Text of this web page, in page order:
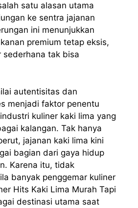
satu alasan utama
ke sentra jajanan
ini menunjukkan
premium tetap eksis,
sederhana tak bisa
autentisitas dan
menjadi faktor penentu
kuliner kaki lima yang
kalangan. Tak hanya
jajanan kaki lima kini
bagian dari gaya hidup
Karena itu, tidak
banyak penggemar kuliner
Hits Kaki Lima Murah Tapi
destinasi utama saat